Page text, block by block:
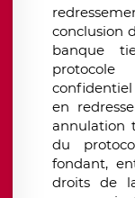
conclusion
banque
en
annulation
du
fondant,
droits de